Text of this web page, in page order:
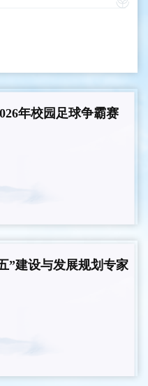
年校园足球争霸赛
”建设与发展规划专家